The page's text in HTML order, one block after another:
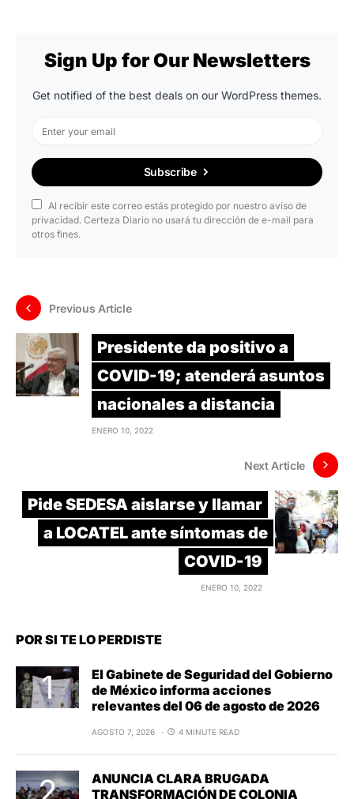
Sign Up for Our Newsletters
Get notified of the best deals on our WordPress themes.
Subscribe
Al recibir este correo estás protegido por nuestro aviso de
privacidad. Certeza Diario no usará tu dirección de e-mail para
otros fines.
Previous Article
Presidente da positivo a
COVID-19; atenderá asuntos
nacionales a distancia
ENERO 10, 2022
Next Article
Pide SEDESA aislarse y llamar
a LOCATEL ante síntomas de
COVID-19
ENERO 10, 2022
POR SI TE LO PERDISTE
El Gabinete de Seguridad del Gobierno
de México informa acciones
relevantes del 06 de agosto de 2026
AGOSTO 7, 2026 4 MINUTE READ
ANUNCIA CLARA BRUGADA
TRANSFORMACIÓN DE COLONIA